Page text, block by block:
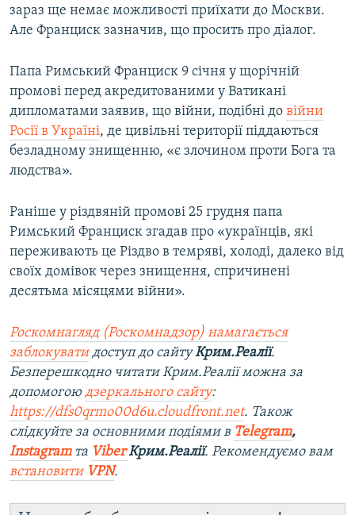
зараз ще немає можливості приїхати до Москви.
Але Франциск зазначив, що просить про діалог.
Папа Римський Франциск 9 січня у щорічній
промові перед акредитованими у Ватикані
дипломатами заявив, що війни, подібні до війни
Росії в Україні, де цивільні території піддаються
безладному знищенню, «є злочином проти Бога та
людства».
Раніше у різдвяній промові 25 грудня папа
Римський Франциск згадав про «українців, які
переживають це Різдво в темряві, холоді, далеко від
своїх домівок через знищення, спричинені
десятьма місяцями війни».
Роскомнагляд (Роскомнадзор) намагається
заблокуватидоступ до сайтуКрим.Реалії.
Безперешкодно читати Крим.Реалії можна за
допомогою дзеркального сайту:
https://dfs0qrmo00d6u.cloudfront.net. Також
слідкуйте за основними подіями в Telegram,
Instagramта ViberКрим.Реалії. Рекомендуємо вам
встановити VPN.